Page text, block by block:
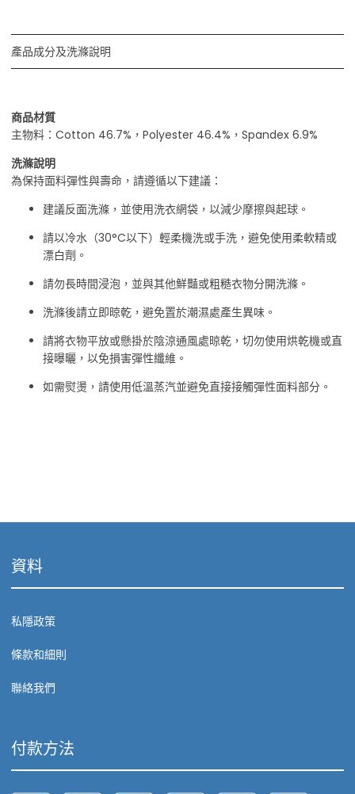
產品成分及洗滌說明
商品材質
主物料：Cotton 46.7%，Polyester 46.4%，Spandex 6.9%
洗滌說明
為保持面料彈性與壽命，請遵循以下建議：
建議反面洗滌，並使用洗衣網袋，以減少摩擦與起球。
請以冷水（30°C以下）輕柔機洗或手洗，避免使用柔軟精或
漂白劑。
請勿長時間浸泡，並與其他鮮豔或粗糙衣物分開洗滌。
洗滌後請立即晾乾，避免置於潮濕處產生異味。
請將衣物平放或懸掛於陰涼通風處晾乾，切勿使用烘乾機或直
接曝曬，以免損害彈性纖維。
如需熨燙，請使用低溫蒸汽並避免直接接觸彈性面料部分。
資料
私隱政策
條款和細則
聯絡我們
付款方法